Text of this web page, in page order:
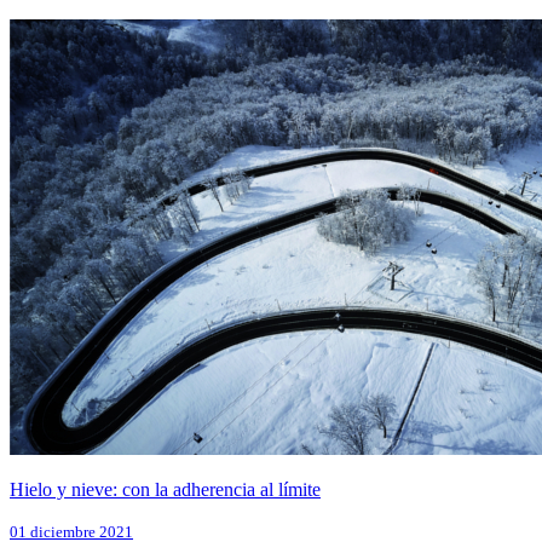
Hielo y nieve: con la adherencia al límite
01 diciembre 2021